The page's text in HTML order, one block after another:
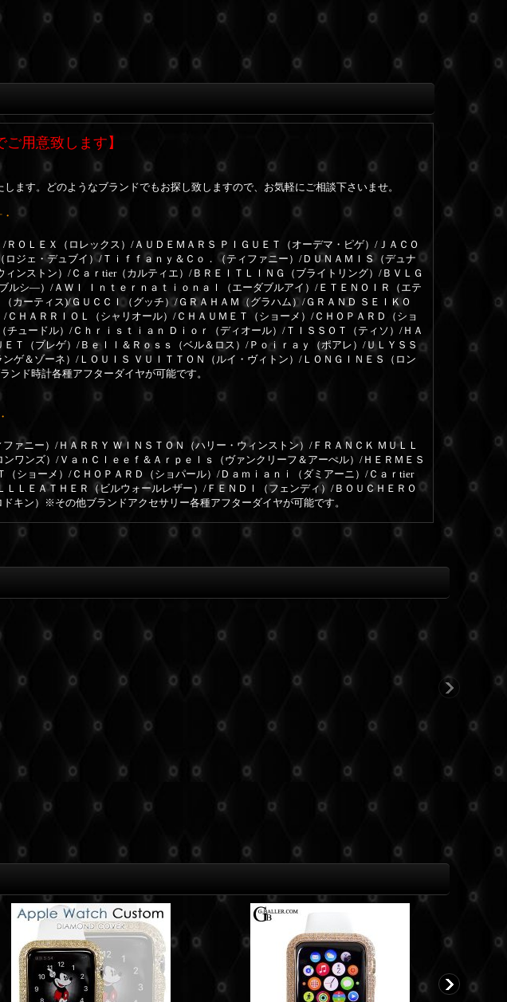
ご用意致します】
ます。どのようなブランドでもお探し致しますので、お気軽にご相談下さいませ。
ＯＬＥＸ（ロレックス）/ＡＵＤＥＭＡＲＳ ＰＩＧＵＥＴ（オーデマ・ピゲ）/ＪＡＣＯ
ジェ・デュブイ）/Ｔｉｆｆａｎｙ＆Ｃｏ．（ティファニー）/ＤＵＮＡＭＩＳ（デュナ
ンストン）/Ｃａｒtier（カルティエ）/ＢＲＥＩＴＬＩＮＧ（ブライトリング）/ＢＶＬＧ
ルシ―）/ＡＷＩ Ｉｎｔｅｒｎａｔｉｏｎａｌ（エーダブルアイ）/ＥＴＥＮＯＩＲ（エテ
カーティス)/ＧＵＣＣＩ（グッチ）/ＧＲＡＨＡＭ（グラハム）/ＧＲＡＮＤ ＳＥＩＫＯ
ＨＡＲＲＩＯＬ（シャリオール）/ＣＨＡＵＭＥＴ（ショーメ）/ＣＨＯＰＡＲＤ（ショ
ュードル）/Ｃｈｒｉｓｔｉａｎ Ｄｉｏｒ（ディオール）/ＴＩＳＳＯＴ（ティソ）/ＨＡ
Ｔ（ブレゲ）/Ｂｅｌｌ＆Ｒｏｓｓ（ベル＆ロス）/Ｐｏｉｒａｙ（ポアレ）/ＵＬＹＳＳ
ゲ＆ゾーネ）/ＬＯＵＩＳ ＶＵＩＴＴＯＮ（ルイ・ヴィトン）/ＬＯＮＧＩＮＥＳ（ロン
ド時計各種アフターダイヤが可能です。
ァニー）/ＨＡＲＲＹ ＷＩＮＳＴＯＮ（ハリー・ウィンストン）/ＦＲＡＮＣＫ ＭＵＬＬ
ワンズ）/ＶａｎＣｌｅｅｆ＆Ａｒｐｅｌｓ（ヴァンクリーフ＆アーぺル）/ＨＥＲＭＥＳ
ショーメ）/ＣＨＯＰＡＲＤ（ショパール）/Ｄａｍｉａｎｉ（ダミアーニ）/Ｃａｒtier
ＬＥＡＴＨＥＲ（ビルウォールレザー）/ＦＥＮＤＩ（フェンディ）/ＢＯＵＣＨＥＲＯ
キン）※その他ブランドアクセサリー各種アフターダイヤが可能です。